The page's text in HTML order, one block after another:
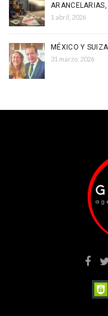
1 abril, 2026
MÉXICO Y
31 marzo, 2026